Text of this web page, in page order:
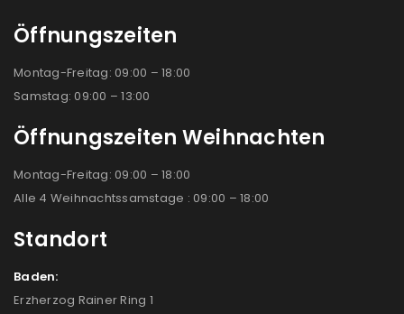
Öffnungszeiten
Montag-Freitag: 09:00 – 18:00
Samstag: 09:00 – 13:00
Öffnungszeiten Weihnachten
Montag-Freitag: 09:00 – 18:00
Alle 4 Weihnachtssamstage : 09:00 – 18:00
Standort
Baden:
Erzherzog Rainer Ring 1